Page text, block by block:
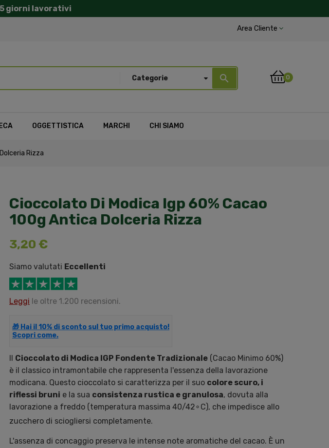
giorni lavorativi
Area Cliente
Categorie search 0
OGGETTISTICA MARCHI CHI SIAMO
Rizza
Cioccolato Di Modica Igp 60% Cacao
100g Antica Dolceria Rizza
3,20 €
Siamo valutati Eccellenti
Leggi le oltre 1.200 recensioni.
🎁 Hai il 10% di sconto sul tuo primo acquisto!
Scopri come.
Cioccolato di Modica IGP Fondente Tradizionale (Cacao Minimo 60%)
è il classico intramontabile che rappresenta l'essenza della lavorazione
modicana. Questo cioccolato si caratterizza per il suo colore scuro, i
riflessi bruni e la sua consistenza rustica e granulosa, dovuta alla
lavorazione a freddo (temperatura massima 40/42∘ C), che impedisce allo
zucchero di sciogliersi completamente.
L'assenza di concaggio preserva le intense note aromatiche del cacao. È un